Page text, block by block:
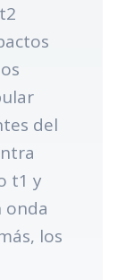
del
t1 y
onda
los